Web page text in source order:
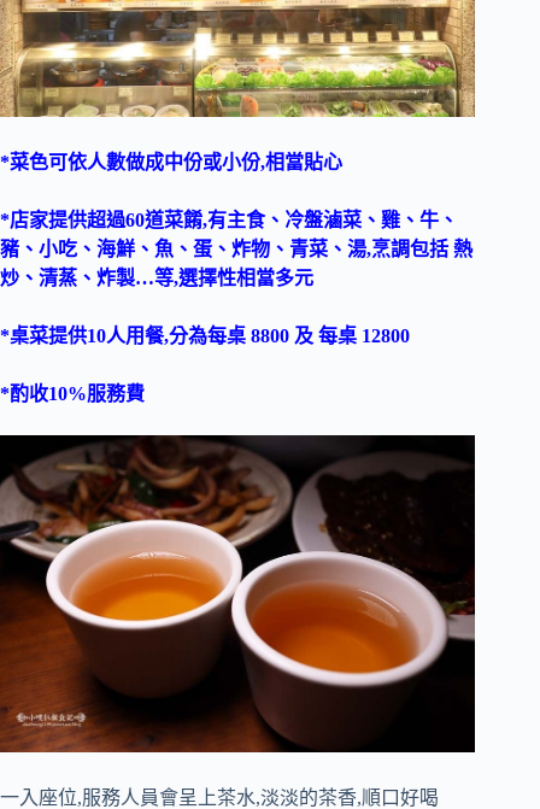
*菜色可依人數做成中份或小份,相當貼心
*店家提供超過60道菜餚,有主食、冷盤滷菜、雞、牛、
豬、小吃、海鮮、魚、蛋、炸物、青菜、湯,烹調包括 熱
炒、清蒸、炸製…等,選擇性相當多元
*桌菜提供10人用餐,分為每桌 8800 及 每桌 12800
*酌收10%服務費
一入座位,服務人員會呈上茶水,淡淡的茶香,順口好喝